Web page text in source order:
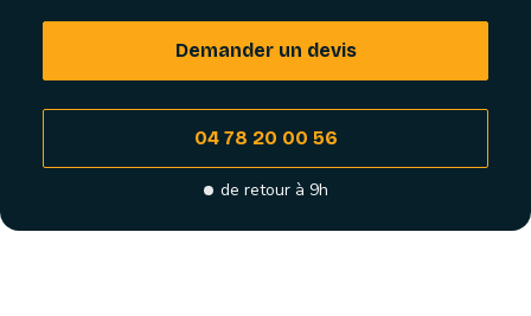
Demander un devis
04 78 20 00 56
de retour à 9h